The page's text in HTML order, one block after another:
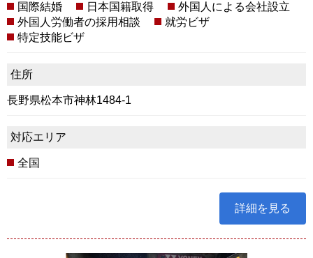
国際結婚
日本国籍取得
外国人による会社設立
外国人労働者の採用相談
就労ビザ
特定技能ビザ
住所
長野県松本市神林1484-1
対応エリア
全国
詳細を見る